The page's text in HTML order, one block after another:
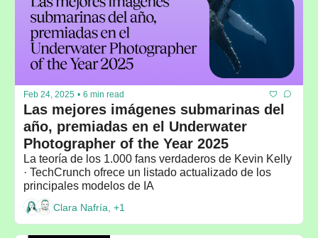
Feb 24, 2025 • 6 min read
Las mejores imágenes submarinas del
año, premiadas en el Underwater
Photographer of the Year 2025
La teoría de los 1.000 fans verdaderos de Kevin Kelly
· TechCrunch ofrece un listado actualizado de los
principales modelos de IA
Clara Nafría, +1